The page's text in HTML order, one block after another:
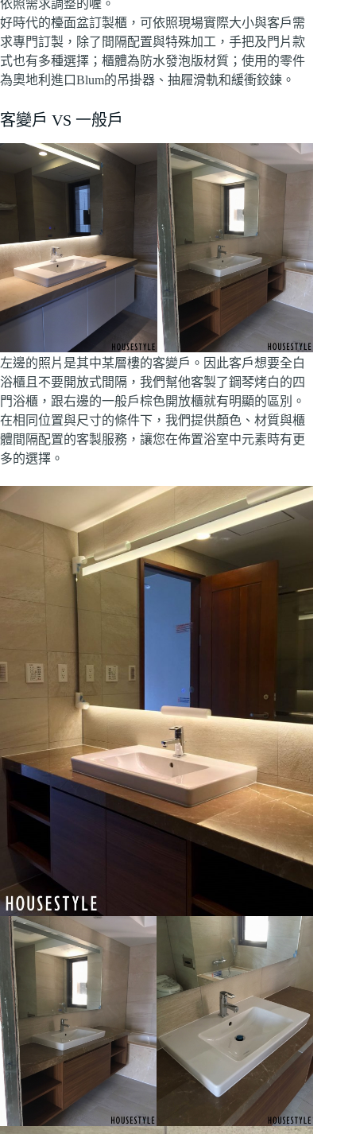
依照需求調整的喔。
好時代的檯面盆訂製櫃，可依照現場實際大小與客戶需
求專門訂製，除了間隔配置與特殊加工，手把及門片款
式也有多種選擇；櫃體為防水發泡版材質；使用的零件
為奧地利進口Blum的吊掛器、抽屜滑軌和緩衝鉸鍊。
客變戶 VS 一般戶
左邊的照片是其中某層樓的客變戶。因此客戶想要全白
浴櫃且不要開放式間隔，我們幫他客製了鋼琴烤白的四
門浴櫃，跟右邊的一般戶棕色開放櫃就有明顯的區別。
在相同位置與尺寸的條件下，我們提供顏色、材質與櫃
體間隔配置的客製服務，讓您在佈置浴室中元素時有更
多的選擇。